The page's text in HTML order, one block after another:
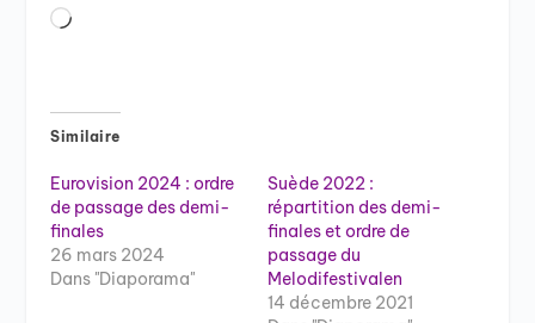
Chargement…
Similaire
Eurovision 2024 : ordre
de passage des demi-
finales
26 mars 2024
Dans "Diaporama"
Suède 2022 :
répartition des demi-
finales et ordre de
passage du
Melodifestivalen
14 décembre 2021